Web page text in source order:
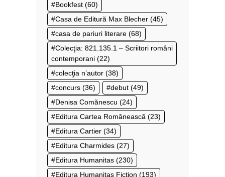
Bookfest (60)
Casa de Editură Max Blecher (45)
casa de pariuri literare (68)
Colecţia: 821.135.1 – Scriitori români
contemporani (22)
colecţia n’autor (38)
concurs (36) debut (49)
Denisa Comănescu (24)
Editura Cartea Românească (23)
Editura Cartier (34)
Editura Charmides (27)
Editura Humanitas (230)
Editura Humanitas Fiction (193)